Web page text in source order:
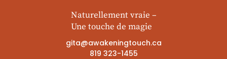
Naturellement vraie –
Une touche de magie
gita@awakeningtouch.ca
819 323-1455